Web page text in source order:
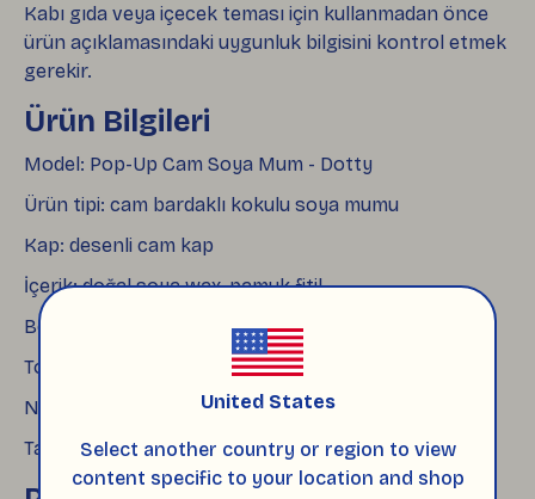
United States
Select another country or region to view
content specific to your location and shop
Kabı gıda veya içecek teması için kullanmadan önce
ürün açıklamasındaki uygunluk bilgisini kontrol etmek
gerekir.
Ürün Bilgileri
Model: Pop-Up Cam Soya Mum - Dotty
Ürün tipi: cam bardaklı kokulu soya mumu
Kap: desenli cam kap
İçerik: doğal soya wax, pamuk fitil
Boyut: 8.5 × 8.5 cm
Toplam ağırlık: yaklaşık 480 g
Net mum ağırlığı: yaklaşık 300 g
Tahmini yanma süresi: 35–40 saat